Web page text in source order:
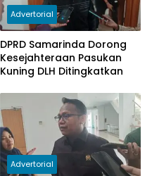
Advertorial
DPRD Samarinda Dorong
Kesejahteraan Pasukan
Kuning DLH Ditingkatkan
Advertorial